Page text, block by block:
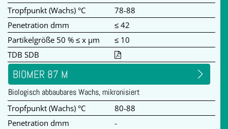
Tropfpunkt (Wachs) °C
78-88
Penetration dmm
≤ 42
Partikelgröße 50 % ≤ x µm
≤ 10
TDB SDB
BIOMER 87 M
Biologisch abbaubares Wachs, mikronisiert
Tropfpunkt (Wachs) °C
80-88
Penetration dmm
-